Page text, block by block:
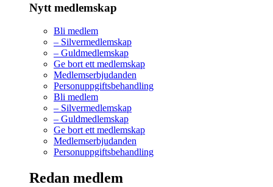
Nytt medlemskap
Bli medlem
– Silvermedlemskap
– Guldmedlemskap
Ge bort ett medlemskap
Medlemserbjudanden
Personuppgiftsbehandling
Bli medlem
– Silvermedlemskap
– Guldmedlemskap
Ge bort ett medlemskap
Medlemserbjudanden
Personuppgiftsbehandling
Redan medlem